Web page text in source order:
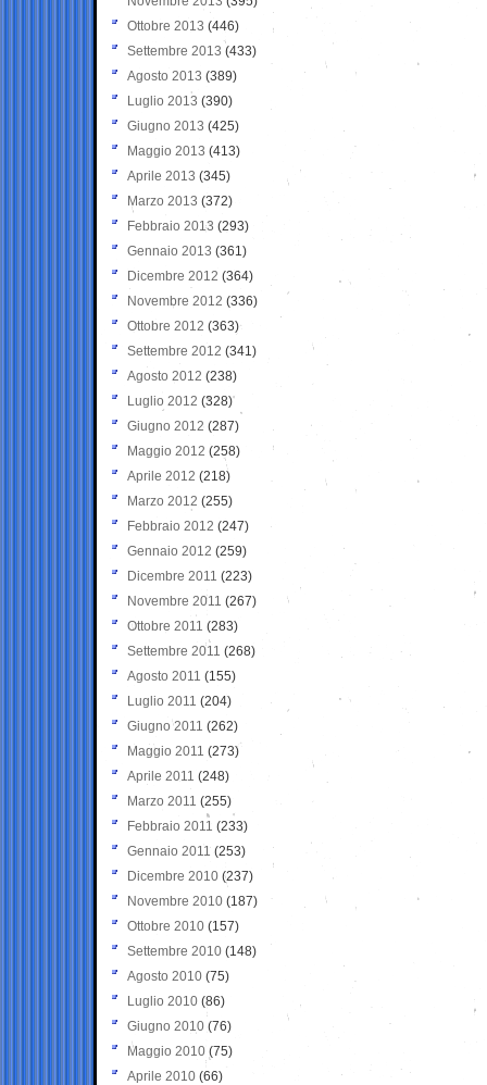
Ottobre 2013 (446)
Settembre 2013 (433)
Agosto 2013 (389)
Luglio 2013 (390)
Giugno 2013 (425)
Maggio 2013 (413)
Aprile 2013 (345)
Marzo 2013 (372)
Febbraio 2013 (293)
Gennaio 2013 (361)
Dicembre 2012 (364)
Novembre 2012 (336)
Ottobre 2012 (363)
Settembre 2012 (341)
Agosto 2012 (238)
Luglio 2012 (328)
Giugno 2012 (287)
Maggio 2012 (258)
Aprile 2012 (218)
Marzo 2012 (255)
Febbraio 2012 (247)
Gennaio 2012 (259)
Dicembre 2011 (223)
Novembre 2011 (267)
Ottobre 2011 (283)
Settembre 2011 (268)
Agosto 2011 (155)
Luglio 2011 (204)
Giugno 2011 (262)
Maggio 2011 (273)
Aprile 2011 (248)
Marzo 2011 (255)
Febbraio 2011 (233)
Gennaio 2011 (253)
Dicembre 2010 (237)
Novembre 2010 (187)
Ottobre 2010 (157)
Settembre 2010 (148)
Agosto 2010 (75)
Luglio 2010 (86)
Giugno 2010 (76)
Maggio 2010 (75)
Aprile 2010 (66)